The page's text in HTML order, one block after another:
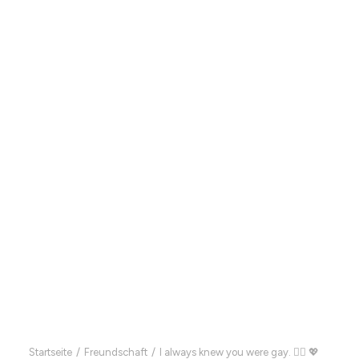
Startseite Freundschaft I always knew you were gay. 🏳️‍🌈 💖